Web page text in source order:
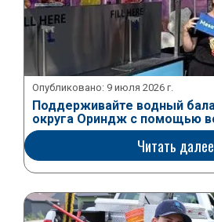
Опубликовано: 9 июля 2026 г.
Поддерживайте водный
округа Ориндж с помощью
Читать далее